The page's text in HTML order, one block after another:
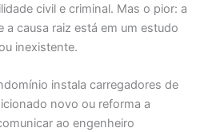
civil e criminal. Mas o pior: a
a causa raiz está em um estudo
inexistente.
instala carregadores de
novo ou reforma a
ao engenheiro